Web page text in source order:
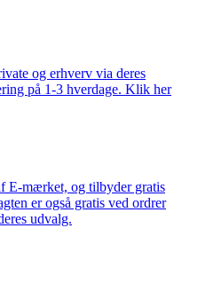
og erhverv via deres
på 1-3 hverdage. Klik her
E-mærket, og tilbyder gratis
er også gratis ved ordrer
udvalg.